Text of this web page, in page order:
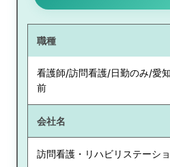
職種
看護師/訪問看護/日勤のみ/愛
前
会社名
訪問看護・リハビリステーシ